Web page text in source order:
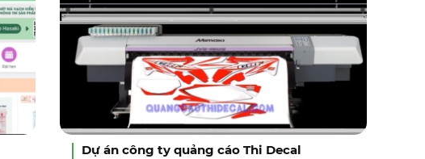
Dự án công ty quảng cáo Thi Decal